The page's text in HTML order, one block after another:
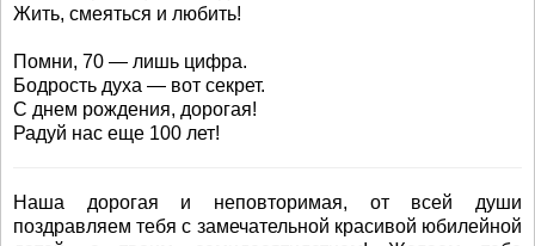
Жить, смеяться и любить!
Помни, 70 — лишь цифра.
Бодрость духа — вот секрет.
С днем рождения, дорогая!
Радуй нас еще 100 лет!
Наша дорогая и неповторимая, от всей души
поздравляем тебя с замечательной красивой юбилейной